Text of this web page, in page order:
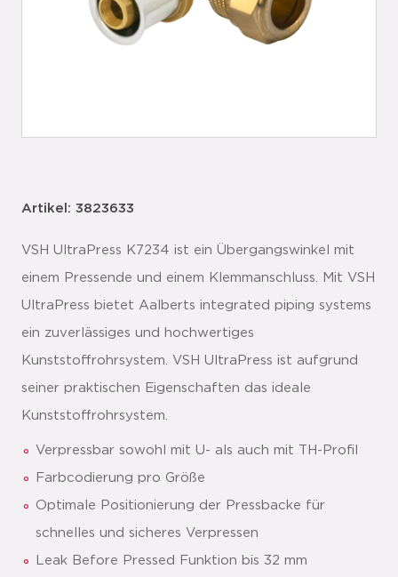
Artikel: 3823633
VSH UltraPress K7234 ist ein Übergangswinkel mit
einem Pressende und einem Klemmanschluss. Mit VSH
UltraPress bietet Aalberts integrated piping systems
ein zuverlässiges und hochwertiges
Kunststoffrohrsystem. VSH UltraPress ist aufgrund
seiner praktischen Eigenschaften das ideale
Kunststoffrohrsystem.
Verpressbar sowohl mit U- als auch mit TH-Profil
Farbcodierung pro Größe
Optimale Positionierung der Pressbacke für
schnelles und sicheres Verpressen
Leak Before Pressed Funktion bis 32 mm